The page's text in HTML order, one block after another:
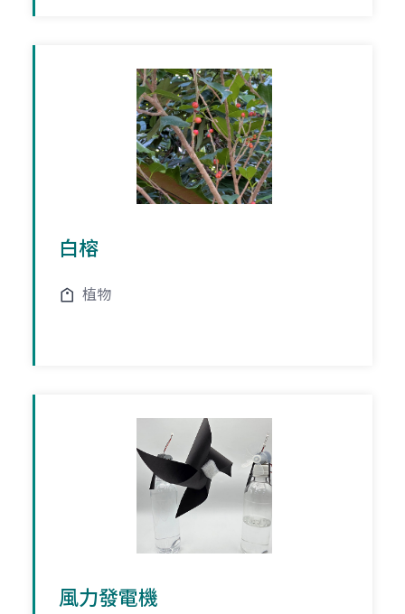
白榕
植物
風力發電機